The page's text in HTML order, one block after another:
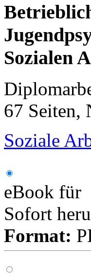
Sozialen
67 Seiten,
Soziale
eBook für
Sofort
Format: